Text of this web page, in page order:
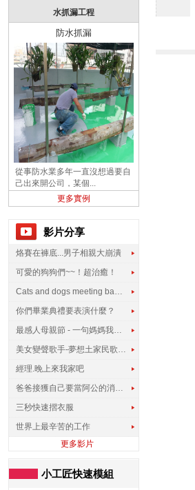
水抓漏工程
防水抓漏
從事防水業多年一直沒想過要自
己出來開公司，某個...
更多實例
影片分享
烙賽在褲底...男子相親大崩潰
可愛的狗狗們~~！超治癒！
Cats and dogs meeting babies for the first time
你們畢業典禮要表演什麼？
最感人母親節 - 一句媽媽我愛你
美女變聲歌手-夢想土家民歌傳遍世界
經理.晚上來我家吧
爸爸接獲自己要當阿公的消息，反應史上最可愛!!!
三秒快速摺衣服
世界上最辛苦的工作
更多影片
小工匠快速模組